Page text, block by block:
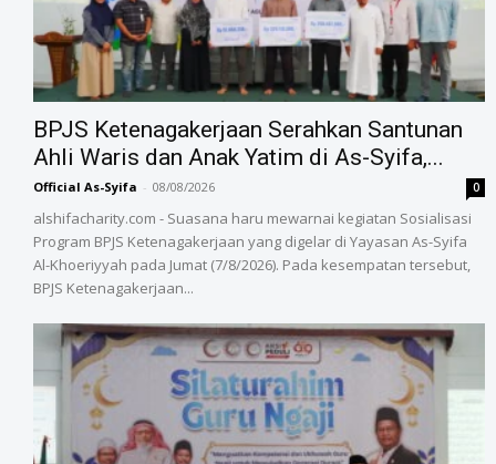
BPJS Ketenagakerjaan Serahkan Santunan
Ahli Waris dan Anak Yatim di As-Syifa,...
Official As-Syifa - 08/08/2026 0
alshifacharity.com - Suasana haru mewarnai kegiatan Sosialisasi
Program BPJS Ketenagakerjaan yang digelar di Yayasan As-Syifa
Al-Khoeriyyah pada Jumat (7/8/2026). Pada kesempatan tersebut,
BPJS Ketenagakerjaan...